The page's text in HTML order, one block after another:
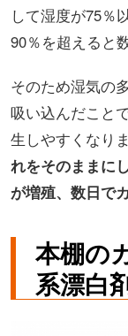
して湿度が75％
90％を超えると
そのため湿気の
吸い込んだこと
生しやすくなりま
れをそのままに
が増殖、数日で
本棚の
系漂白